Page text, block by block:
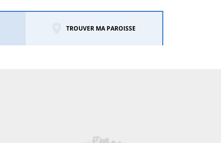
TROUVER MA PAROISSE